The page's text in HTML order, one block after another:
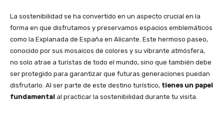
La sostenibilidad se ha convertido en un aspecto crucial en la
forma en que disfrutamos y preservamos espacios emblemáticos
como la Explanada de España en Alicante. Este hermoso paseo,
conocido por sus mosaicos de colores y su vibrante atmósfera,
no solo atrae a turistas de todo el mundo, sino que también debe
ser protegido para garantizar que futuras generaciones puedan
disfrutarlo. Al ser parte de este destino turístico, tienes un papel
fundamental al practicar la sostenibilidad durante tu visita.